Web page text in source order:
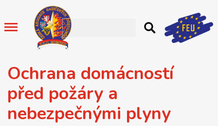
Ochrana domácností
před požáry a
nebezpečnými plyny